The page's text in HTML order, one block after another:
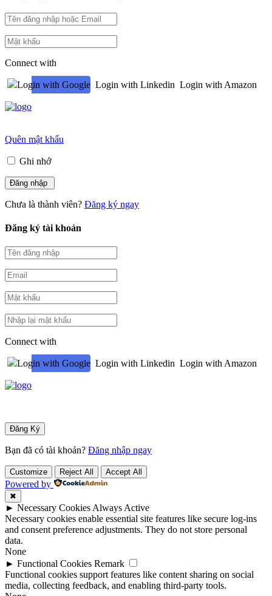
Connect with
Login with Google Login with Linkedin Login with Amazon
Quên mật khẩu
Ghi nhớ
Chưa là thành viên? Đăng ký ngay
Đăng ký tài khoản
Connect with
Login with Google Login with Linkedin Login with Amazon
Bạn đã có tài khoản? Đăng nhập ngay
Customize Reject All Accept All
Powered by
✖
► Necessary CookiesAlways Active
Necessary cookies enable essential site features like secure log-ins
and consent preference adjustments. They do not store personal
data.
None
► Functional Cookies Remark
Functional cookies support features like content sharing on social
media, collecting feedback, and enabling third-party tools.